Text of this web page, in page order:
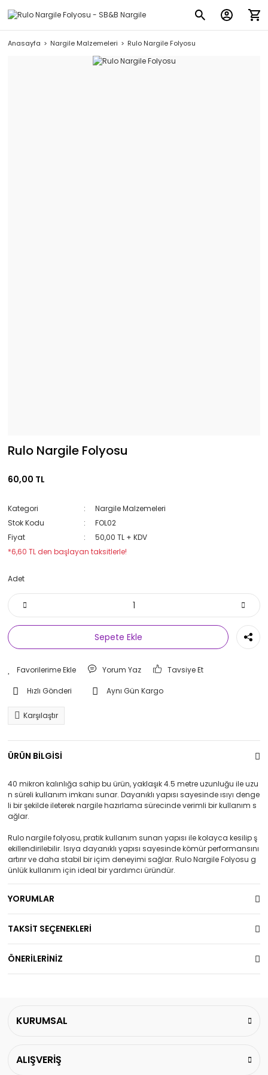
Anasayfa Nargile Malzemeleri Rulo Nargile Folyosu
Rulo Nargile Folyosu
60,00 TL
Kategori
Nargile Malzemeleri
Stok Kodu
FOL02
Fiyat
50,00 TL + KDV
*6,60 TL den başlayan taksitlerle!
Adet
Sepete Ekle
Yorum Yaz Tavsiye Et
Hızlı Gönderi Aynı Gün Kargo
Karşılaştır
ÜRÜN BİLGİSİ
40 mikron kalınlığa sahip bu ürün, yaklaşık 4.5 metre uzunluğu ile uzu
n süreli kullanım imkanı sunar. Dayanıklı yapısı sayesinde ısıyı denge
li bir şekilde ileterek nargile hazırlama sürecinde verimli bir kullanım s
ağlar.
Rulo nargile folyosu, pratik kullanım sunan yapısı ile kolayca kesilip ş
ekillendirilebilir. Isıya dayanıklı yapısı sayesinde kömür performansını
artırır ve daha stabil bir içim deneyimi sağlar. Rulo Nargile Folyosu g
ünlük kullanım için ideal bir yardımcı üründür.
YORUMLAR
TAKSİT SEÇENEKLERİ
ÖNERİLERİNİZ
KURUMSAL
ALIŞVERİŞ